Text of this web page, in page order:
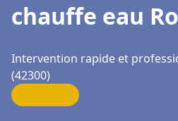
chauffe eau
Intervention rapide et
(42300)